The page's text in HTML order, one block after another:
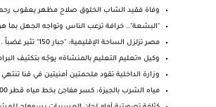
وفاة فقيد الشاب الخلوق صلاح مظهر يعقوب
"البشعة".. خرافة ترعب الناس وتواجه الجهل بما
مصر تزلزل الساحة الإقليمية: "جبار 150" تثير غضباً ...
وكيل «تعليم التعليم بالمنشاة» يوجّه بتكثيف
وزارة الداخلية تقود ملحمتين أمنيتين في قنا
مياه الشرب بالجيزة: كسر مفاجئ بخط مياه قطر 1000 مم...